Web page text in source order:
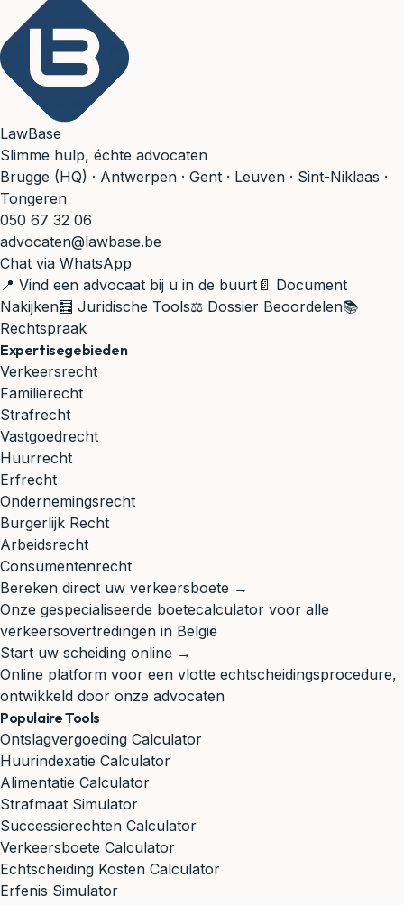
LawBase
Slimme hulp, échte advocaten
Brugge (HQ) · Antwerpen · Gent · Leuven · Sint-Niklaas ·
Tongeren
050 67 32 06
advocaten@lawbase.be
Chat via WhatsApp
📍 Vind een advocaat bij u in de buurt 📄 Document
Nakijken🧮 Juridische Tools⚖️ Dossier Beoordelen📚
Rechtspraak
Expertisegebieden
Verkeersrecht
Familierecht
Strafrecht
Vastgoedrecht
Huurrecht
Erfrecht
Ondernemingsrecht
Burgerlijk Recht
Arbeidsrecht
Consumentenrecht
Bereken direct uw verkeersboete →
Onze gespecialiseerde boetecalculator voor alle
verkeersovertredingen in België
Start uw scheiding online →
Online platform voor een vlotte echtscheidingsprocedure,
ontwikkeld door onze advocaten
Populaire Tools
Ontslagvergoeding Calculator
Huurindexatie Calculator
Alimentatie Calculator
Strafmaat Simulator
Successierechten Calculator
Verkeersboete Calculator
Echtscheiding Kosten Calculator
Erfenis Simulator